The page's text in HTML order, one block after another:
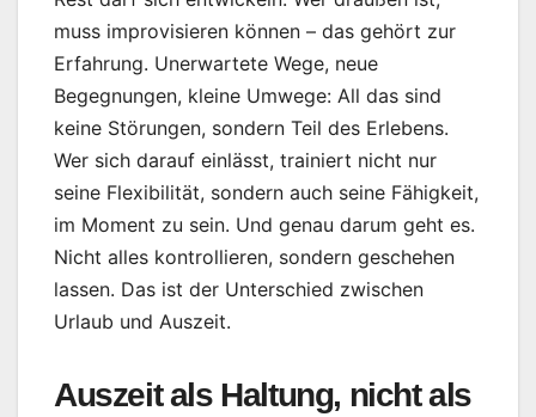
muss improvisieren können – das gehört zur
Erfahrung. Unerwartete Wege, neue
Begegnungen, kleine Umwege: All das sind
keine Störungen, sondern Teil des Erlebens.
Wer sich darauf einlässt, trainiert nicht nur
seine Flexibilität, sondern auch seine Fähigkeit,
im Moment zu sein. Und genau darum geht es.
Nicht alles kontrollieren, sondern geschehen
lassen. Das ist der Unterschied zwischen
Urlaub und Auszeit.
Auszeit als Haltung, nicht als